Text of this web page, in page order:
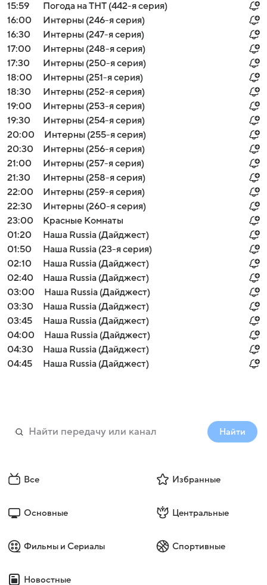
15:59
Погода на ТНТ (442-я серия)
16:00
Интерны (246-я серия)
16:30
Интерны (247-я серия)
17:00
Интерны (248-я серия)
17:30
Интерны (250-я серия)
18:00
Интерны (251-я серия)
18:30
Интерны (252-я серия)
19:00
Интерны (253-я серия)
19:30
Интерны (254-я серия)
20:00
Интерны (255-я серия)
20:30
Интерны (256-я серия)
21:00
Интерны (257-я серия)
21:30
Интерны (258-я серия)
22:00
Интерны (259-я серия)
22:30
Интерны (260-я серия)
23:00
Красные Комнаты
01:20
Наша Russia (Дайджест)
01:50
Наша Russia (23-я серия)
02:10
Наша Russia (Дайджест)
02:40
Наша Russia (Дайджест)
03:00
Наша Russia (Дайджест)
03:30
Наша Russia (Дайджест)
03:45
Наша Russia (Дайджест)
04:00
Наша Russia (Дайджест)
04:30
Наша Russia (Дайджест)
04:45
Наша Russia (Дайджест)
Найти
Все Избранные
Основные Центральные
Фильмы и Сериалы Спортивные
Новостные